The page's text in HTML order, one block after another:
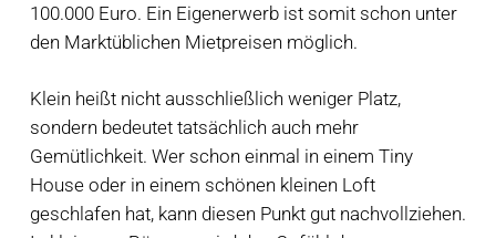
100.000 Euro. Ein Eigenerwerb ist somit schon unter
den Marktüblichen Mietpreisen möglich.
Klein heißt nicht ausschließlich weniger Platz,
sondern bedeutet tatsächlich auch mehr
Gemütlichkeit. Wer schon einmal in einem Tiny
House oder in einem schönen kleinen Loft
geschlafen hat, kann diesen Punkt gut nachvollziehen.